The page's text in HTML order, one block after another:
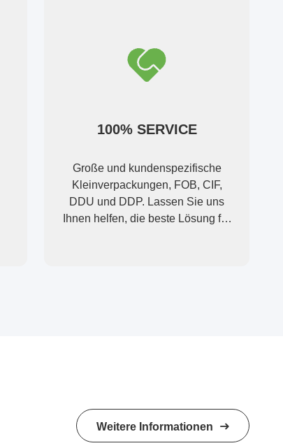
100% SERVICE
Große und kundenspezifische
Kleinverpackungen, FOB, CIF,
DDU und DDP. Lassen Sie uns
Ihnen helfen, die beste Lösung für
Weitere Informationen